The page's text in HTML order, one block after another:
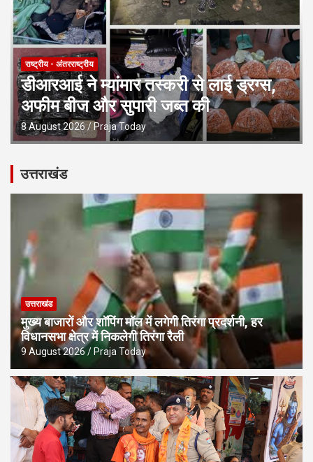
राष्ट्रीय - अंतरराष्ट्रीय
डीआरआई ने म्यांमार तस्करी से लाई ड्रग्स,
अफीम बीज और सुपारी जब्त की
8 August 2026 Praja Today
उत्तराखंड
उत्तराखंड
मुख्य बाजारों और शॉपिंग मॉल में लगेगी तिरंगा प्रदर्शनी, हर
विधानसभा क्षेत्र में निकलेगी तिरंगा रैली
9 August 2026 Praja Today